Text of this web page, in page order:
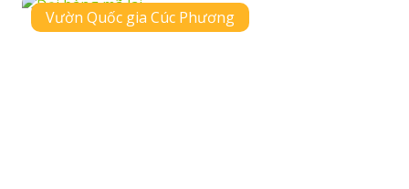
Vườn Quốc gia Cúc Phương